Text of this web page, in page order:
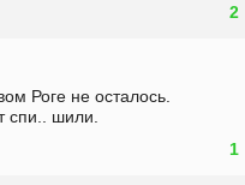
2
Роге не осталось.
спи.. шили.
1